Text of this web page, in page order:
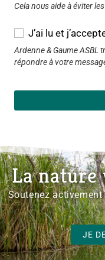
Cela nous aide à éviter
J’ai lu et
Ardenne & Gaume ASBL
répondre à votre
La nature
Soutenez
JE